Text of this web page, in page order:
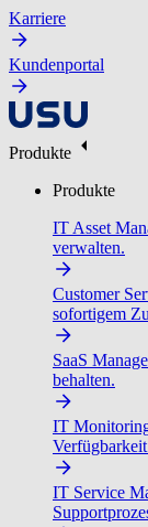
Karriere
Kundenportal
Produkte
Produkte
IT Asset
verwalten.
Customer
sofortigem
SaaS
behalten.
IT
IT Service